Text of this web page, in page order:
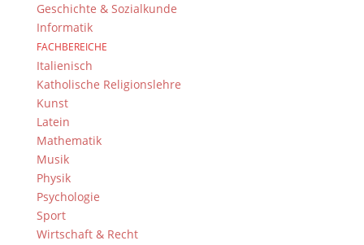
Geschichte & Sozialkunde
Informatik
FACHBEREICHE
Italienisch
Katholische Religionslehre
Kunst
Latein
Mathematik
Musik
Physik
Psychologie
Sport
Wirtschaft & Recht
© 2015-2017 Dientzenhofer-Gymnasium Bamberg -
Von Hand erstellt. Mit viel